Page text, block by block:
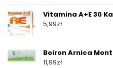
Vitamina A+E 30
5,99zł
Boiron Arnica
11,99zł